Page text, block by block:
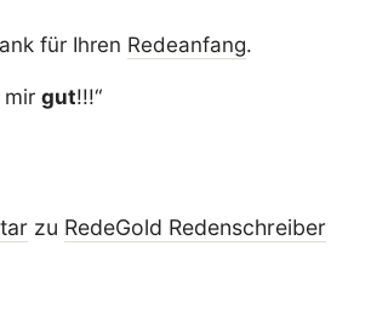
für Ihren Rede­an­fang.
mir gut!!!“
zu RedeGold Reden­schreiber